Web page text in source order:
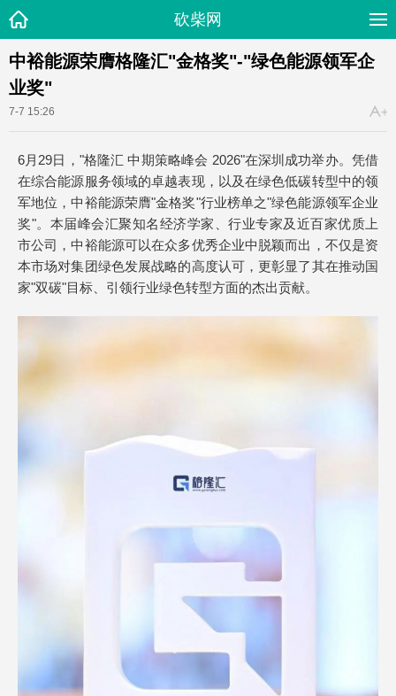
砍柴网
中裕能源荣膺格隆汇"金格奖"-"绿色能源领军企
业奖"
7-7 15:26
6月29日，"格隆汇 中期策略峰会 2026"在深圳成功举办。凭借
在综合能源服务领域的卓越表现，以及在绿色低碳转型中的领
军地位，中裕能源荣膺"金格奖"行业榜单之"绿色能源领军企业
奖"。本届峰会汇聚知名经济学家、行业专家及近百家优质上
市公司，中裕能源可以在众多优秀企业中脱颖而出，不仅是资
本市场对集团绿色发展战略的高度认可，更彰显了其在推动国
家"双碳"目标、引领行业绿色转型方面的杰出贡献。